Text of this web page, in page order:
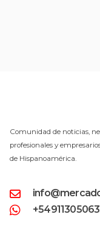
Comunidad de noticias,
profesionales y
de Hispanoamérica.